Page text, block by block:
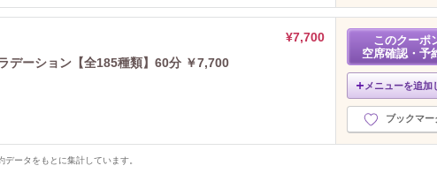
¥7,700
デーション【全185種類】60分 ￥7,700
このクーポ
空席確認・予
メニューを追加
ブックマー
ータをもとに集計しています。